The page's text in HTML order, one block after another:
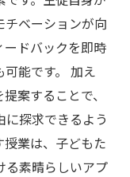
ベーションが向
ドバックを即時
能です。 加え
案することで、
探求できるよう
業は、子どもた
る素晴らしいアプ